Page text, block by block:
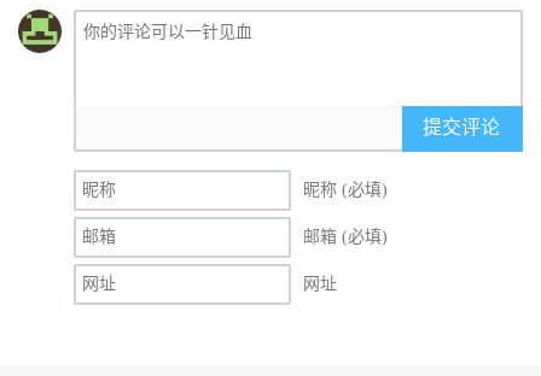
提交评论
昵称 (必填)
邮箱 (必填)
网址